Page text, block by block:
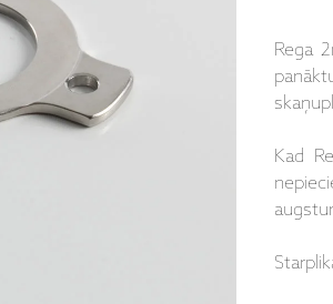
Rega
Kad